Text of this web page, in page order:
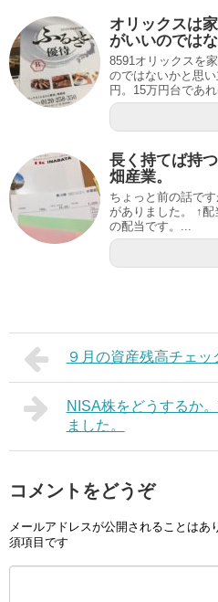
オリックスは
がいいのではな
8591オリックスを
のではないかと思
円。15万円台であ
長く持てば持
畑産業。
ちょっと前の話で
がありました。 ↑
の配当です。...
９月の資産残高チェッ
NISA株をどうするか
ました。
コメントをどうぞ
メールアドレスが公開されることはあ
須項目です